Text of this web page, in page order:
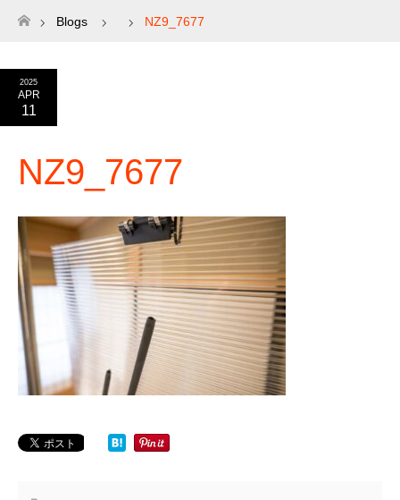
ホーム
Blogs NZ9_7677
2025
APR
11
NZ9_7677